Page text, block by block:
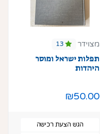
מצוידר 13
תפלות ישראל ומוסר
היהדות
₪50.00
הגש הצעת רכישה